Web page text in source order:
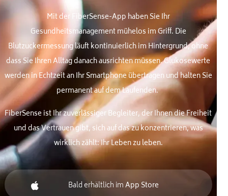
Mit der FiberSense-App haben Sie Ihr
Gesundheitsmanagement mühelos im Griff. Die
Blutzuckermessung läuft kontinuierlich im Hintergrund, ohne
dass Sie Ihren Alltag danach ausrichten müssen. Glukosewerte
werden in Echtzeit an Ihr Smartphone übertragen und halten Sie
permanent auf dem Laufenden.
FiberSense ist Ihr zuverlässiger Begleiter, der Ihnen die Freiheit
und das Vertrauen gibt, sich auf das zu konzentrieren, was
wirklich zählt: Ihr Leben zu leben.
Bald erhältlich imApp Store